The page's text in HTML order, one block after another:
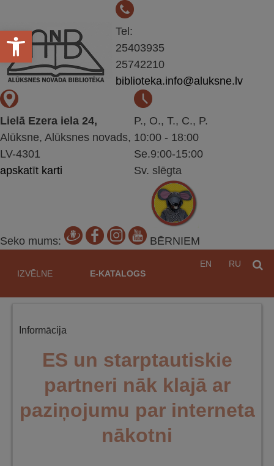
Open toolbar
Tel:
25403935
25742210
biblioteka.info@aluksne.lv
Lielā Ezera iela 24,
Alūksne, Alūksnes novads,
LV-4301
apskatīt karti
P., O., T., C., P.
10:00 - 18:00
Se.9:00-15:00
Sv. slēgta
Seko mums:
BĒRNIEM
IZVĒLNE E-KATALOGS
EN RU
Informācija
ES un starptautiskie
partneri nāk klajā ar
paziņojumu par interneta
nākotni